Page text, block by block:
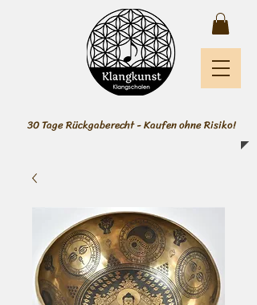
30 Tage Rückgaberecht - Kaufen ohne Risiko!